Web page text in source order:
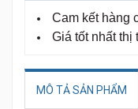
Cam kết hàng
Giá tốt nhất thị
MÔ TẢ SẢN PHẨM